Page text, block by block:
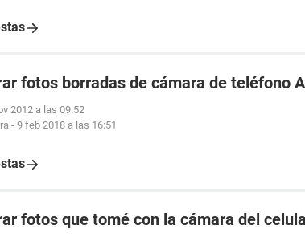
fotos borradas de cámara de teléfono
2012 a las 09:52
- 9 feb 2018 a las 16:51
fotos que tomé con la cámara del